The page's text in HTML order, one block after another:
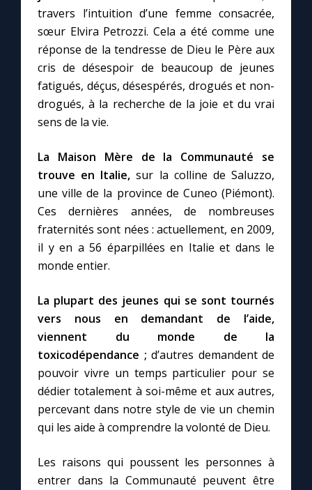
Prier au quotidien
Avec Thérèse de Lisieux
L'Évangile chaque jour
Marie qui défait les nœuds
Me consacrer à Jésus par Marie
Mes intentions de prière
Une Minute avec Marie
Une neuvaine
À la une
1000 Raisons de Croire
Chapelet pour le monde
travers l’intuition d’une femme consacrée,
sœur Elvira Petrozzi. Cela a été comme une
réponse de la tendresse de Dieu le Père aux
cris de désespoir de beaucoup de jeunes
fatigués, déçus, désespérés, drogués et non-
drogués, à la recherche de la joie et du vrai
sens de la vie.
La Maison Mère de la Communauté se
trouve en Italie, sur la colline de Saluzzo,
une ville de la province de Cuneo (Piémont).
Ces dernières années, de nombreuses
fraternités sont nées : actuellement, en 2009,
il y en a 56 éparpillées en Italie et dans le
monde entier.
La plupart des jeunes qui se sont tournés
vers nous en demandant de l’aide,
viennent du monde de la
toxicodépendance ; d’autres demandent de
pouvoir vivre un temps particulier pour se
dédier totalement à soi-même et aux autres,
percevant dans notre style de vie un chemin
qui les aide à comprendre la volonté de Dieu.
Les raisons qui poussent les personnes à
entrer dans la Communauté peuvent être